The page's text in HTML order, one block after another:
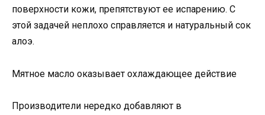
поверхности кожи, препятствуют ее испарению. С
этой задачей неплохо справляется и натуральный сок
алоэ.
Мятное масло оказывает охлаждающее действие
Производители нередко добавляют в